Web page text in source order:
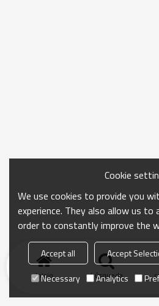
Inicio búsqueda
Cookie
We use cookies to provide you
experience. They also allow us to
order to constantly improve the
Accept all Accept
Necessary
Analytics